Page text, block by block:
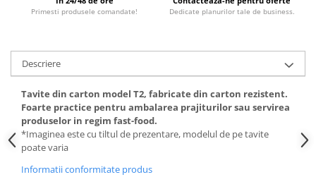
Primesti produsele comandate! Dedicate planurilor tale de business.
Descriere
Tavite din carton model T2, fabricate din carton rezistent.
Foarte practice pentru ambalarea prajiturilor sau servirea
produselor in regim fast-food.
*Imaginea este cu tiltul de prezentare, modelul de pe tavite
poate varia
Informatii conformitate produs